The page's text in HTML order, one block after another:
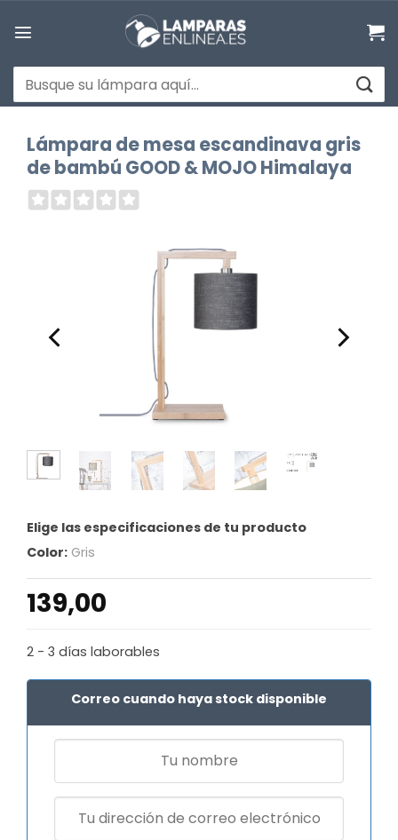
Buscar
por:
Lámpara de mesa escandinava gris
de bambú GOOD & MOJO Himalaya
Elige las especificaciones de tu producto
Color: Gris
139,00
2 - 3 días laborables
Correo cuando haya stock disponible